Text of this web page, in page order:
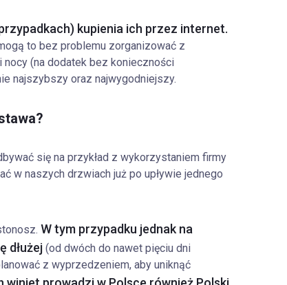
kupienia ich przez internet.
to bez problemu zorganizować z
(na dodatek bez konieczności
najszybszy oraz najwygodniejszy.
się na przykład z wykorzystaniem firmy
w naszych drzwiach już po upływie jednego
W tym przypadku jednak na
dłużej (od dwóch do nawet pięciu dni
z wyprzedzeniem, aby uniknąć